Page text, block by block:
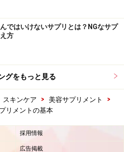
ではいけないサプリとは？NGなサプ
方
グをもっと見る
スキンケア > 美容サプリメント
>
リメントの基本
採用情報
広告掲載